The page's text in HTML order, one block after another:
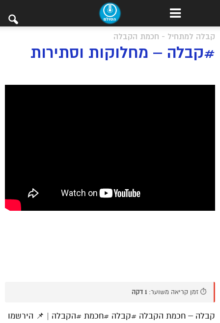
קבלה למתחיל - חכמת הקבלה
#קבלה – מחלוקות וסתירות
⏱️ זמן קריאה משוער: 1 דקה
קבלה – חכמת הקבלה #קבלה #חכמת #הקבלה | 📌 הירשמו